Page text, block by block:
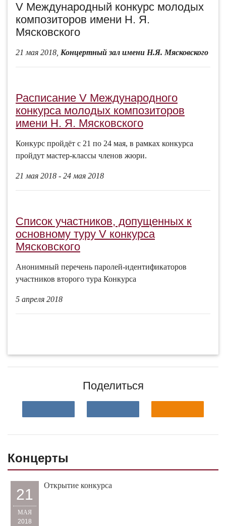
V Международный конкурс молодых
композиторов имени Н. Я.
Мясковского
21 мая 2018, Концертный зал имени Н.Я. Мясковского
Расписание V Международного
конкурса молодых композиторов
имени Н. Я. Мясковского
Конкурс пройдёт с 21 по 24 мая, в рамках конкурса
пройдут мастер-классы членов жюри.
21 мая 2018 - 24 мая 2018
Список участников, допущенных к
основному туру V конкурса
Мясковского
Анонимный перечень паролей-идентификаторов
участников второго тура Конкурса
5 апреля 2018
Поделиться
Концерты
21
МАЯ
2018
Открытие конкурса